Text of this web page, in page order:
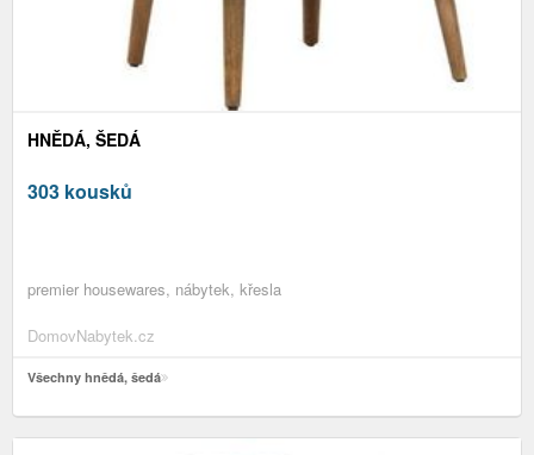
HNĚDÁ, ŠEDÁ
303 kousků
premier housewares, nábytek, křesla
DomovNabytek.cz
Všechny hnědá, šedá